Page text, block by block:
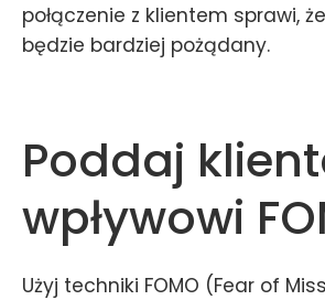
połączenie z klientem sprawi,
będzie bardziej pożądany.
Poddaj
wpływowi
Użyj techniki FOMO (Fear of